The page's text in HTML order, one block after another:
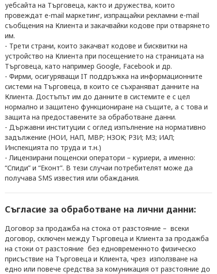
уебсайта на Търговеца, както и дружества, които
провеждат e-mail маркетинг, изпращайки рекламни e-mail
съобщения на Клиента и закачвайки кодове при отварянето
им.
- Трети страни, които закачват кодове и бисквитки на
устройство на Клиента при посещението на страницата на
Търговеца, като например Google, Facebook и др.
- Фирми, осигуряващи IT поддръжка на информационните
системи на Търговеца, в които се съхраняват данните на
Клиента. Достъпът им до данните в системите е с цел
нормално и защитено функциониране на същите, а с това и
защита на предоставените за обработване данни.
- Държавни институции с оглед изпълнение на нормативно
задължение (НОИ, НАП, МВР; НЗОК; РЗИ; МЗ; ИАЛ;
Инспекцията по труда и т.н.)
- Лицензирани пощенски оператори – куриери, а именно:
“Спиди” и “Еконт”. В тези случаи потребителят може да
получава SMS известия или обаждания.
Съгласие за обработване на лични данни:
Договор за продажба на стока от разстояние – всеки
договор, сключен между Търговеца и Клиента за продажба
на стоки от разстояние без едновременното физическо
присъствие на Търговеца и Клиента, чрез използване на
едно или повече средства за комуникация от разстояние до